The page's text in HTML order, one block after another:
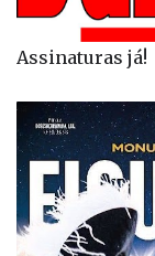
Assinaturas já!